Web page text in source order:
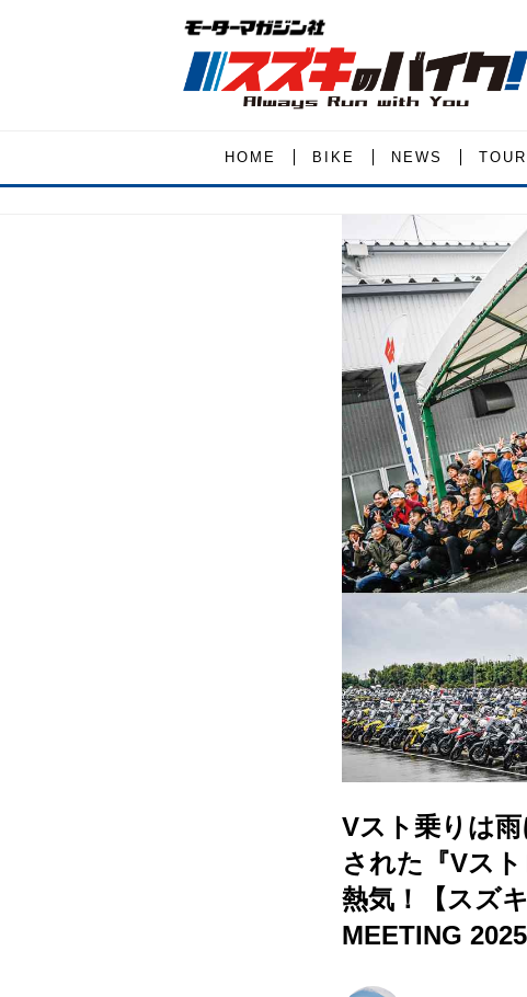
HOME BIKE NEWS
Vスト乗りは
された『Vス
熱気！【スズ
MEETING 2025